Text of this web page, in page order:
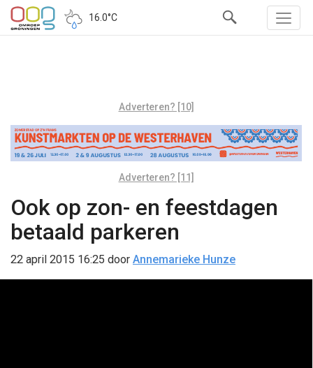
16.0°C
Adverteren? [10]
Adverteren? [11]
Ook op zon- en feestdagen
betaald parkeren
22 april 2015 16:25 door Annemarieke Hunze